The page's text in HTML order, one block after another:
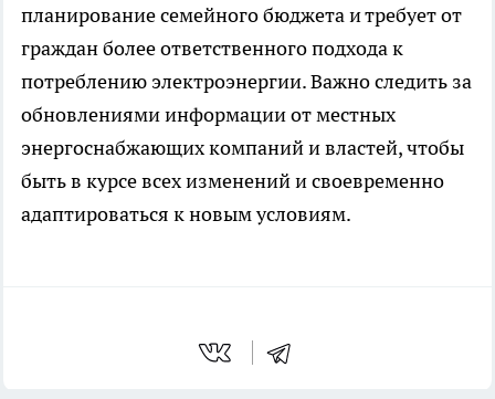
планирование семейного бюджета и требует от
граждан более ответственного подхода к
потреблению электроэнергии. Важно следить за
обновлениями информации от местных
энергоснабжающих компаний и властей, чтобы
быть в курсе всех изменений и своевременно
адаптироваться к новым условиям.